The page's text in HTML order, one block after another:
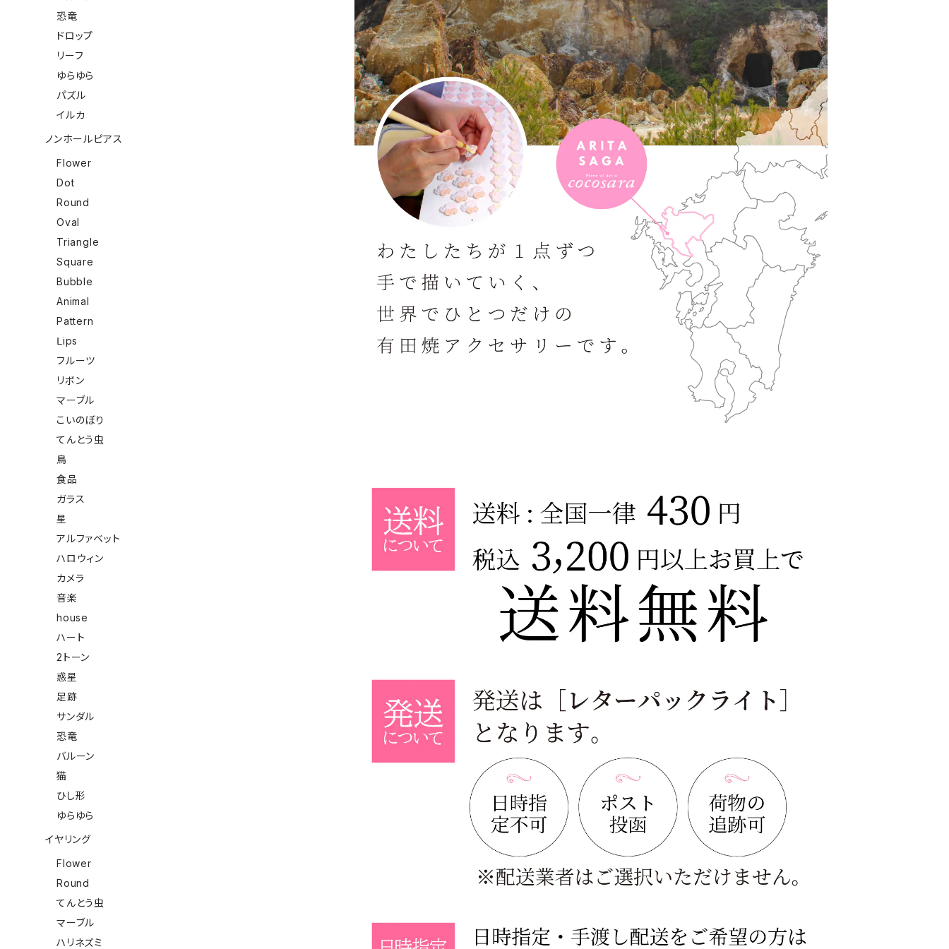
恐竜
ドロップ
リーフ
ゆらゆら
パズル
イルカ
ノンホールピアス
Flower
Dot
Round
Oval
Triangle
Square
Bubble
Animal
Pattern
Ⅼips
フルーツ
リボン
マーブル
こいのぼり
てんとう虫
鳥
食品
ガラス
星
アルファベット
ハロウィン
カメラ
音楽
house
ハート
2トーン
惑星
足跡
サンダル
恐竜
バルーン
猫
ひし形
ゆらゆら
イヤリング
Flower
Round
てんとう虫
マーブル
ハリネズミ